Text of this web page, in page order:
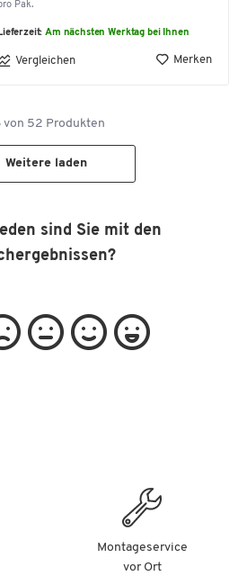
Pak.
Am nächsten Werktag bei Ihnen
Vergleichen Merken
von 52 Produkten
Weitere laden
sind Sie mit den
Montageservice
vor Ort